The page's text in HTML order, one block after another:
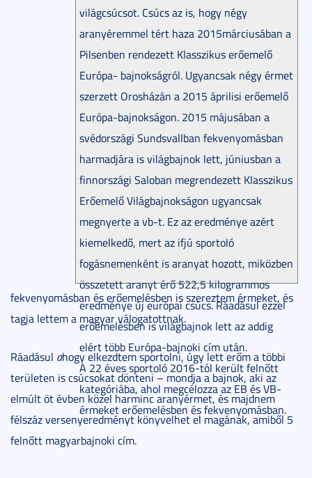
világcsúcsot. Csúcs az is, hogy négy
aranyéremmel tért haza 2015márciusában a
Pilsenben rendezett Klasszikus erőemelő
Európa- bajnokságról. Ugyancsak négy érmet
szerzett Orosházán a 2015 áprilisi erőemelő
Európa-bajnokságon. 2015 májusában a
svédországi Sundsvallban fekvenyomásban
harmadjára is világbajnok lett, júniusban a
finnországi Saloban megrendezett Klasszikus
Erőemelő Világbajnokságon ugyancsak
megnyerte a vb-t. Ez az eredménye azért
kiemelkedő, mert az ifjú sportoló
fogásnemenként is aranyat hozott, miközben
összetett aranyt érő 522,5 kilogrammos
eredménye új európai csúcs. Ráadásul ezzel
erőemelésben is világbajnok lett az addig
elért több Európa-bajnoki cím után.
A 22 éves sportoló 2016-tól került felnőtt
kategóriába, ahol megcélozza az EB és VB-
érmeket erőemelésben és fekvenyomásban.
fekvenyomásban és erőemelésben is szereztem érmeket, és
tagja lettem a magyar válogatottnak.
Ráadásul ahogy elkezdtem sportolni, úgy lett erőm a többi
területen is csúcsokat dönteni – mondja a bajnok, aki az
elmúlt öt évben közel harminc aranyérmet, és majdnem
félszáz versenyeredményt könyvelhet el magának, amiből 5
felnőtt magyarbajnoki cím.